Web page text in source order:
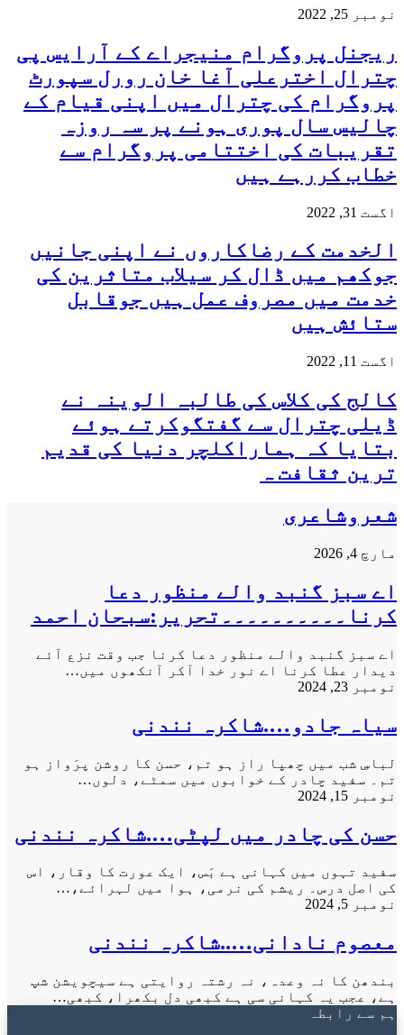
نومبر 25, 2022
ریجنل پروگرام منیجراے کے آرایس پی
چترال اخترعلی آغا خان رورل سپورٹ
پروگرام کی چترال میں اپنی قیام کے
چالیس سال پوری ہونے پر سہ روزہ
تقریبات کی اختتامی پروگرام سے
خطاب کررہے ہیں
اگست 31, 2022
الخدمت کے رضاکاروں نے اپنی جانیں
جوکھم میں ڈال کر سیلاب متاثرین کی
خدمت میں مصروف عمل ہیں جوقابل
ستائش ہیں
اگست 11, 2022
کالج کی کلاس کی طالبہ الوینہ نے
ڈیلی چترال سے گفتگوکرتے ہوئے
بتایا کہ ہماراکلچر دنیا کی قدیم
ترین ثقافت ہ
شعروشاعری
مارچ 4, 2026
اے سبز گنبد والے منظور دعا
کرنا۔۔۔۔۔۔۔۔۔۔تحریر:سبحان احمد
اے سبز گنبد والے منظور دعا کرنا جب وقت نزع آئے
دیدار عطا کرنا اے نور خدا آکر آنکھوں میں…
نومبر 23, 2024
سیاہ جادو….شاکرہ نندنی
لباسِ شب میں چھپا راز ہو تم، حسن کا روشن پرَواز ہو
تم۔ سفید چادر کے خوابوں میں سمٹے، دلوں…
نومبر 15, 2024
حسن کی چادر میں لپٹی….شاکرہ نندنی
سفید تہوں میں کہانی ہے بَس، ایک عورت کا وقار، اس
کی اصل درس۔ ریشم کی نرمی، ہوا میں لہرائے،…
نومبر 5, 2024
معصوم نادانی…..شاکرہ نندنی
بندھن کا نہ وعدہ، نہ رشتہ روایتی ہے سیچویشن شپ
ہے، عجب یہ کہانی سی ہے کبھی دل بکھرا، کبھی…
ہم سے رابطہ